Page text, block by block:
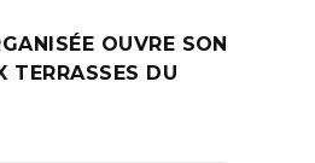
OUVRE SON
TERRASSES DU